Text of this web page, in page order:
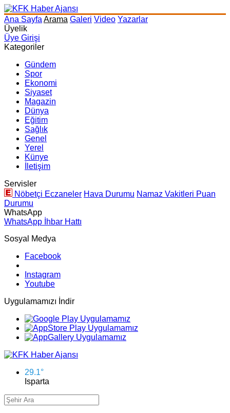
Ana Sayfa Arama Galeri Video Yazarlar
Üyelik
Üye Girişi
Kategoriler
Gündem
Spor
Ekonomi
Siyaset
Magazin
Dünya
Eğitim
Sağlık
Genel
Yerel
Künye
İletişim
Servisler
Nöbetçi Eczaneler Hava Durumu Namaz Vakitleri Puan
Durumu
WhatsApp
WhatsApp İhbar Hattı
Sosyal Medya
Facebook
Instagram
Youtube
Uygulamamızı İndir
29.1°
Isparta